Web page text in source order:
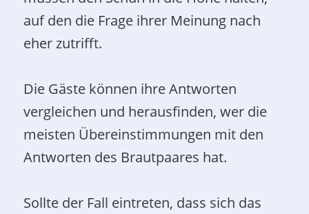
auf den die Frage ihrer Meinung nach
eher zutrifft.
Die Gäste können ihre Antworten
vergleichen und herausfinden, wer die
meisten Übereinstimmungen mit den
Antworten des Brautpaares hat.
Sollte der Fall eintreten, dass sich das